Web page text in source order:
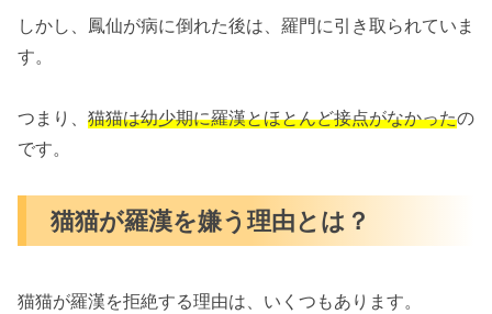
しかし、鳳仙が病に倒れた後は、羅門に引き取られていま
す。
つまり、 猫猫は幼少期に羅漢とほとんど接点がなかったの
です。
猫猫が羅漢を嫌う理由とは？
猫猫が羅漢を拒絶する理由は、いくつもあります。